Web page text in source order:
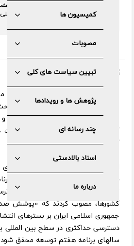
کمیسیون ها
مصوبات
تبیین سیاست های کلی
پژوهش ها و رویدادها
چند رسانه ای
اسناد بالادستی
درباره ما
و با حضور رئیس قوه قضائیه، دبیر و
بحث و بررسی درباره سیاست‌های
به گزارش مرکز رسانه و روابط
نظام، جلسه امروز صحن مجمع به
بندهای مربوط به نظام رسانه ای
گردشگری و نظام سلامت در سیاست
گذشت.
اعضای مجمع، در ادامه بررسی
خصوص پوشش پخش و دریافت
تمام وسعت ایران اسلامی و
کشورها، مصوب کردند که «پوشش
جمهوری اسلامی ایران بر بسترهای
دسترسی حداکثری در سطح بین المللی
سالهای برنامه هفتم توسعه محقق